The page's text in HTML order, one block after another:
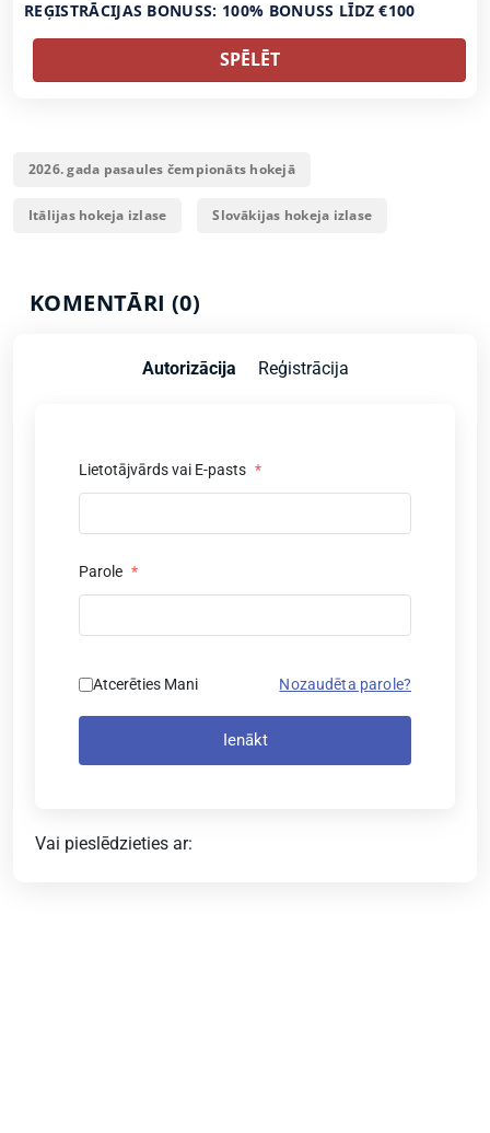
REĢISTRĀCIJAS BONUSS: 100% BONUSS LĪDZ €100
SPĒLĒT
2026. gada pasaules čempionāts hokejā
Itālijas hokeja izlase Slovākijas hokeja izlase
KOMENTĀRI (0)
Autorizācija Reģistrācija
Lietotājvārds vai E-pasts *
Parole *
Atcerēties Mani Nozaudēta parole?
Ienākt
Vai pieslēdzieties ar: